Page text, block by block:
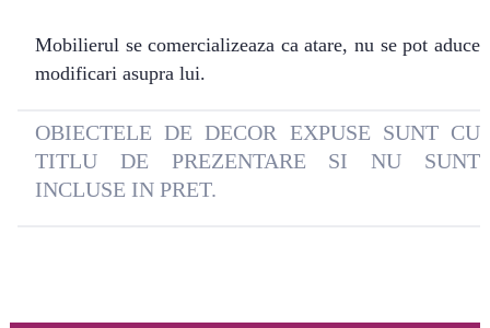
Mobilierul se comercializeaza ca atare, nu se pot aduce
modificari asupra lui.
OBIECTELE DE DECOR EXPUSE SUNT CU
TITLU DE PREZENTARE SI NU SUNT
INCLUSE IN PRET.